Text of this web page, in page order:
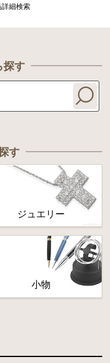
詳細検索
探す
す
ジュエリー
小物